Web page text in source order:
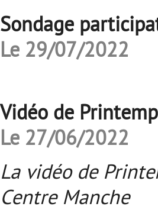
Sondage
Le 29/07/2022
Vidéo de
Le 27/06/2022
La vidéo de
Centre Manche